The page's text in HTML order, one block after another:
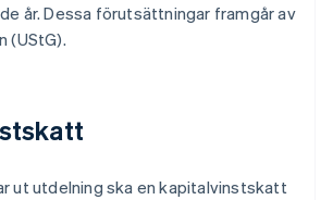
år. Dessa förutsättningar framgår av
(UStG).
ut utdelning ska en kapitalvinstskatt